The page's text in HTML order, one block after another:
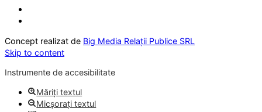
Concept realizat de Big Media Relații Publice SRL
Skip to content
Instrumente de accesibilitate
Măriți textul
Micșorați textul